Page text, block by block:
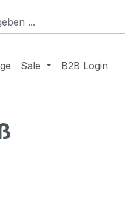
Sale B2B Login